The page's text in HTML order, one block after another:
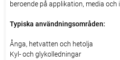
beroende på applikation, media
Typiska användningsområden:
Ånga, hetvatten och hetolja
Kyl- och glykolledningar